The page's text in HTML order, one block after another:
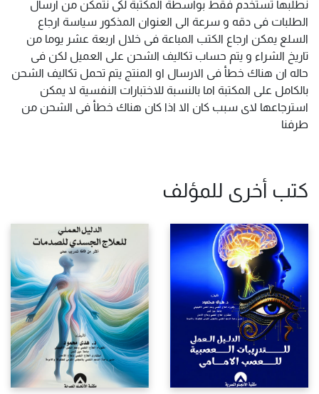
نطلبها تستخدم فقط بواسطة المكتبة لكى نتمكن من ارسال
الطلبات فى دقه و سرعة الى العنوان المذكور سياسة ارجاع
السلع يمكن ارجاع الكتب المباعة فى خلال اربعة عشر يوما من
تاريخ الشراء و يتم حساب تكاليف الشحن على العميل لكن فى
حاله ان هناك خطأ فى الارسال او المنتج يتم تحمل تكاليف الشحن
بالكامل على المكتبة اما بالنسبة للاختبارات النفسية لا يمكن
استرجاعها لاى سبب كان الا اذا كان هناك خطأ فى الشحن من
طرفنا
كتب أخرى للمؤلف